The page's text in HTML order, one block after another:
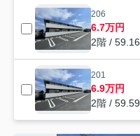
206
6.7万円
2階 /
201
6.9万円
2階 /